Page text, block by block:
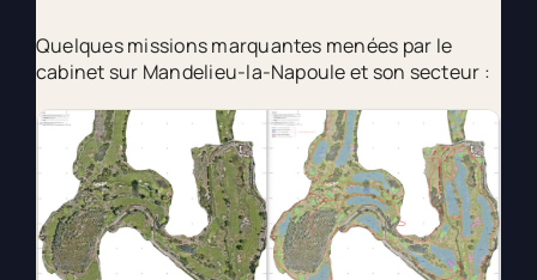
Quelques missions marquantes menées par le
cabinet sur Mandelieu-la-Napoule et son secteur :